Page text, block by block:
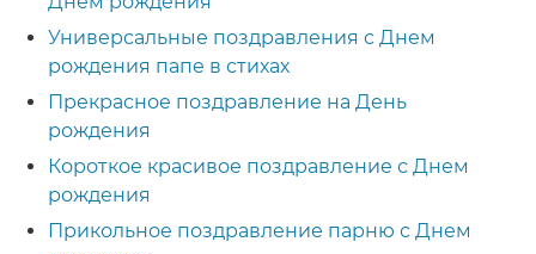
Универсальные поздравления с Днем
рождения папе в стихах
Прекрасное поздравление на День
рождения
Короткое красивое поздравление с Днем
рождения
Прикольное поздравление парню с Днем